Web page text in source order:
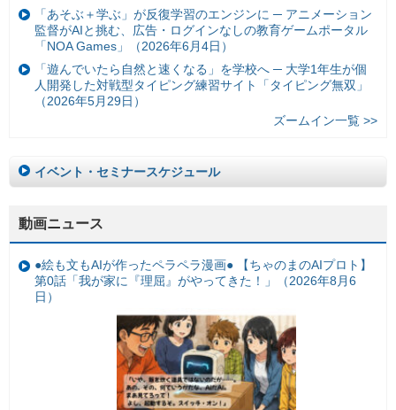
「あそぶ＋学ぶ」が反復学習のエンジンに ─ アニメーション
監督がAIと挑む、広告・ログインなしの教育ゲームポータル
「NOA Games」（2026年6月4日）
「遊んでいたら自然と速くなる」を学校へ ─ 大学1年生が個
人開発した対戦型タイピング練習サイト「タイピング無双」
（2026年5月29日）
ズームイン一覧 >>
イベント・セミナースケジュール
動画ニュース
●絵も文もAIが作ったペラペラ漫画● 【ちゃのまのAIプロト】
第0話「我が家に『理屈』がやってきた！」（2026年8月6
日）